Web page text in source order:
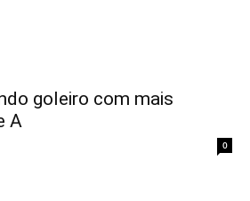
goleiro com mais
A
0